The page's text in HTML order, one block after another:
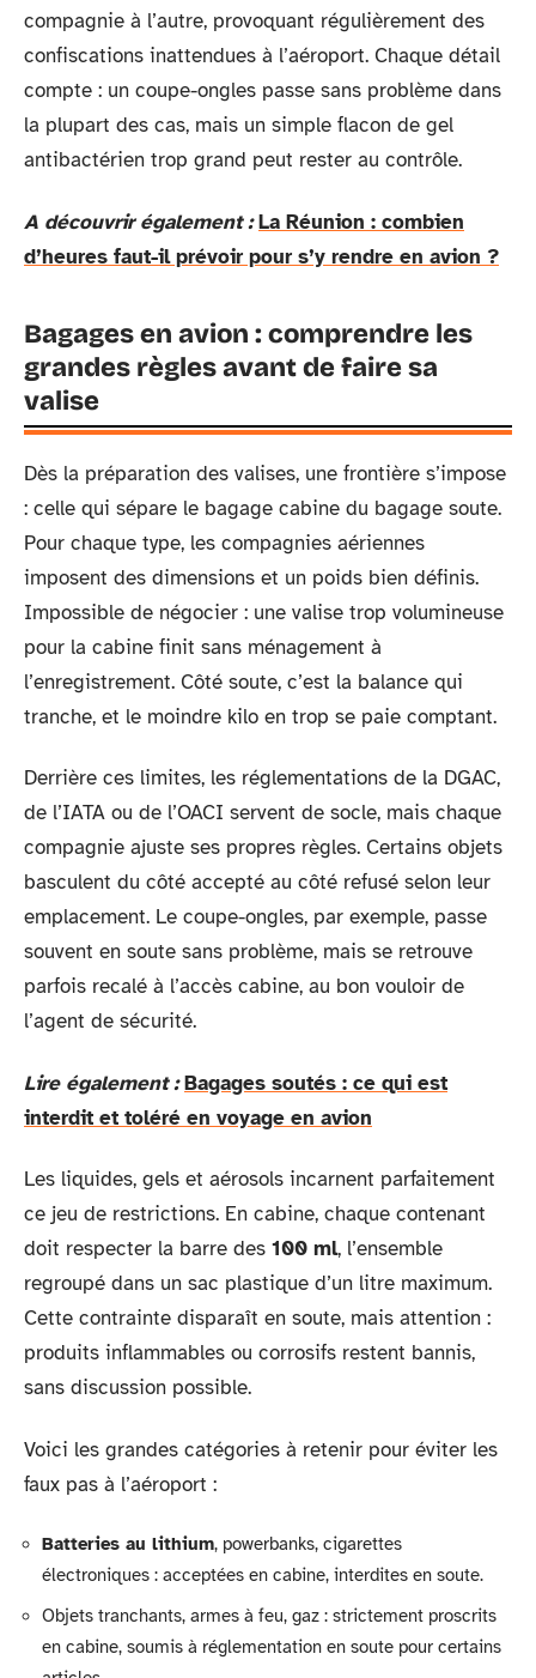
compagnie à l’autre, provoquant régulièrement des
confiscations inattendues à l’aéroport. Chaque détail
compte : un coupe-ongles passe sans problème dans
la plupart des cas, mais un simple flacon de gel
antibactérien trop grand peut rester au contrôle.
A découvrir également : La Réunion : combien
d’heures faut-il prévoir pour s’y rendre en avion ?
Bagages en avion : comprendre les
grandes règles avant de faire sa
valise
Dès la préparation des valises, une frontière s’impose
: celle qui sépare le bagage cabine du bagage soute.
Pour chaque type, les compagnies aériennes
imposent des dimensions et un poids bien définis.
Impossible de négocier : une valise trop volumineuse
pour la cabine finit sans ménagement à
l’enregistrement. Côté soute, c’est la balance qui
tranche, et le moindre kilo en trop se paie comptant.
Derrière ces limites, les réglementations de la DGAC,
de l’IATA ou de l’OACI servent de socle, mais chaque
compagnie ajuste ses propres règles. Certains objets
basculent du côté accepté au côté refusé selon leur
emplacement. Le coupe-ongles, par exemple, passe
souvent en soute sans problème, mais se retrouve
parfois recalé à l’accès cabine, au bon vouloir de
l’agent de sécurité.
Lire également : Bagages soutés : ce qui est
interdit et toléré en voyage en avion
Les liquides, gels et aérosols incarnent parfaitement
ce jeu de restrictions. En cabine, chaque contenant
doit respecter la barre des 100 ml, l’ensemble
regroupé dans un sac plastique d’un litre maximum.
Cette contrainte disparaît en soute, mais attention :
produits inflammables ou corrosifs restent bannis,
sans discussion possible.
Voici les grandes catégories à retenir pour éviter les
faux pas à l’aéroport :
Batteries au lithium, powerbanks, cigarettes
électroniques : acceptées en cabine, interdites en soute.
Objets tranchants, armes à feu, gaz : strictement proscrits
en cabine, soumis à réglementation en soute pour certains